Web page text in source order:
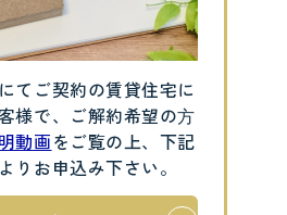
てご契約の賃貸住宅に
様で、ご解約希望の⽅
動画をご覧の上、下記
りお申込み下さい。